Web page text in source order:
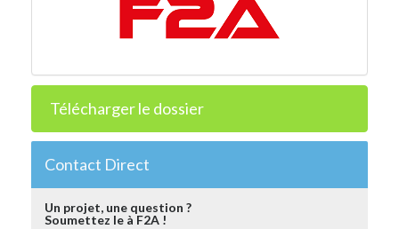
Télécharger le dossier
Contact Direct
Un projet, une question ?
Soumettez le à F2A !